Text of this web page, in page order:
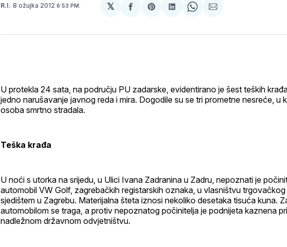
R.I. 8 ožujka 2012 6:53 PM. 𝕏
podijeli
Facebook
Sharepodijeli
LinkedIn
Sharepodijeli
maila
U protekla 24 sata, na području PU zadarske, evidentirano je šest teških
jedno narušavanje javnog reda i mira. Dogodile su se tri prometne nesreće, u
osoba smrtno stradala.
Teška krađa
U noći s utorka na srijedu, u Ulici Ivana Zadranina u Zadru, nepoznati je
automobil VW Golf, zagrebačkih registarskih oznaka, u vlasništvu
sjedištem u Zagrebu. Materijalna šteta iznosi nekoliko desetaka tisuća kuna.
automobilom se traga, a protiv nepoznatog počinitelja je podnijeta kaznena
nadležnom državnom odvjetništvu.